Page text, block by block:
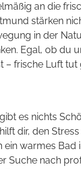
an die
stärken
in der
Egal, ob du
– frische Luft
es nichts
dir, den
warmes
Suche nach